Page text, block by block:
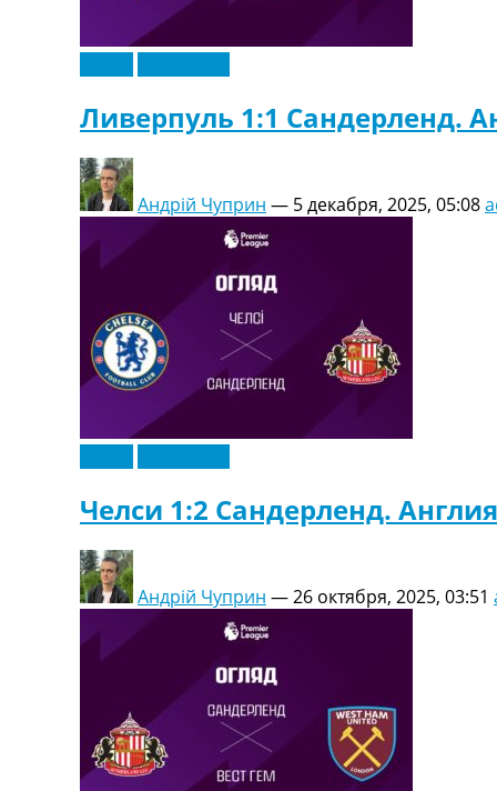
Ливерпуль 1:1 Сандерленд.
Андрій Чуприн — 5 декабря, 2025, 05:08
Челси 1:2 Сандерленд.
Андрій Чуприн —26 октября, 2025, 03:51